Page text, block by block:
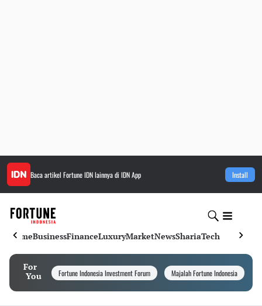
Baca artikel Fortune IDNlainnya di IDN App Install
HomeBusinessFinanceLuxuryMarketNewsShariaTech
For
You
Fortune Indonesia Investment Forum Majalah Fortune Indonesia